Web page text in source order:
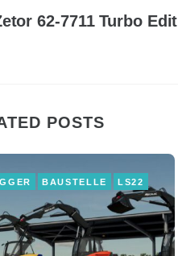
62-7711 Turbo Edit
POSTS
BAUSTELLE LS22